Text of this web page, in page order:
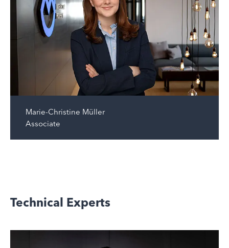
Marie-Christine Müller
Associate
Technical Experts